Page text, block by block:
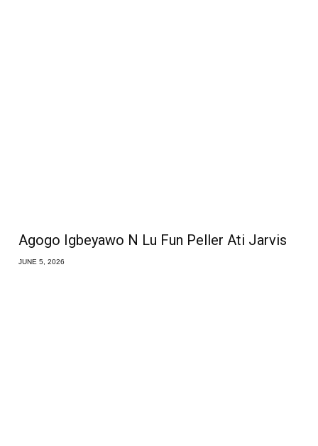
Agogo Igbeyawo N Lu Fun Peller Ati Jarvis
JUNE 5, 2026